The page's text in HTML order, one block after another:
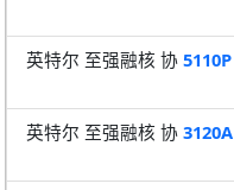
英特尔 至强融核 协5110P
英特尔 至强融核 协3120A